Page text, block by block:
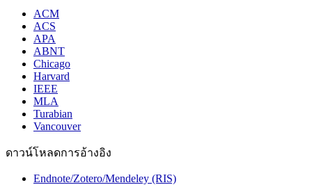
ACM
ACS
APA
ABNT
Chicago
Harvard
IEEE
MLA
Turabian
Vancouver
ดาวน์โหลดการอ้างอิง
Endnote/Zotero/Mendeley (RIS)